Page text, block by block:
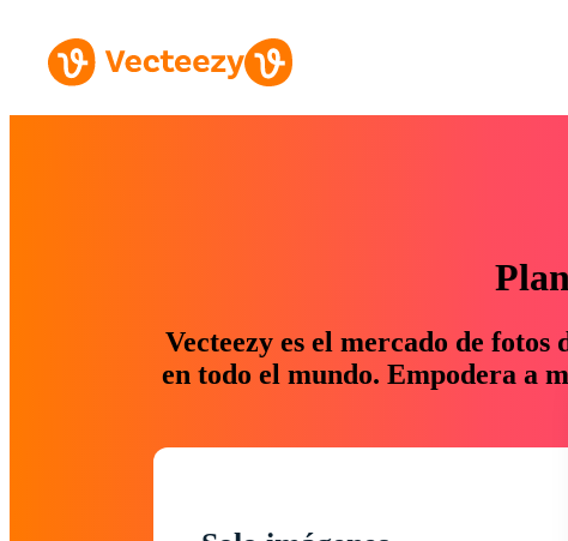
Vecteezy es el mercado de
en todo el mundo. Empodera a